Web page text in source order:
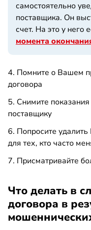
самостоятельно
поставщика. Он
счет. На это у него
момента
4. Помните о Вашем
договора
5. Снимите
поставщику
6. Попросите
для тех, кто часто
7. Присматривайте
Что делать в
договора в